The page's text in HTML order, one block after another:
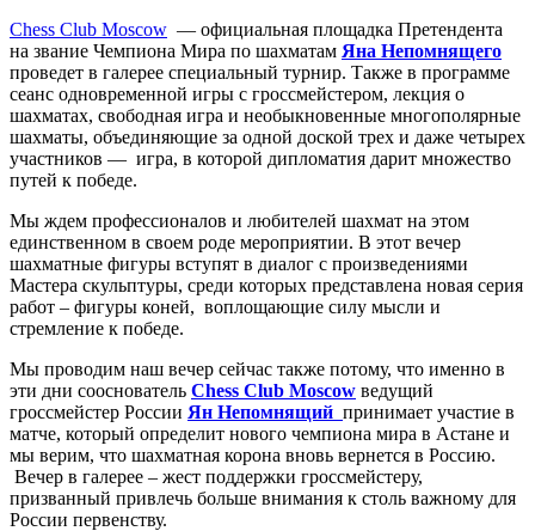
Chess Сlub Moscow — официальная площадка Претендента
на звание Чемпиона Мира по шахматам Яна Непомнящего
проведет в галерее специальный турнир. Также в программе
сеанс одновременной игры с гроссмейстером, лекция о
шахматах, свободная игра и необыкновенные многополярные
шахматы, объединяющие за одной доской трех и даже четырех
участников — игра, в которой дипломатия дарит множество
путей к победе.
Мы ждем профессионалов и любителей шахмат на этом
единственном в своем роде мероприятии. В этот вечер
шахматные фигуры вступят в диалог с произведениями
Мастера скульптуры, среди которых представлена новая серия
работ – фигуры коней, воплощающие силу мысли и
стремление к победе.
Мы проводим наш вечер сейчас также потому, что именно в
эти дни сооснователь Chess Club Moscow ведущий
гроссмейстер России Ян Непомнящий принимает участие в
матче, который определит нового чемпиона мира в Астане и
мы верим, что шахматная корона вновь вернется в Россию.
Вечер в галерее – жест поддержки гроссмейстеру,
призванный привлечь больше внимания к столь важному для
России первенству.